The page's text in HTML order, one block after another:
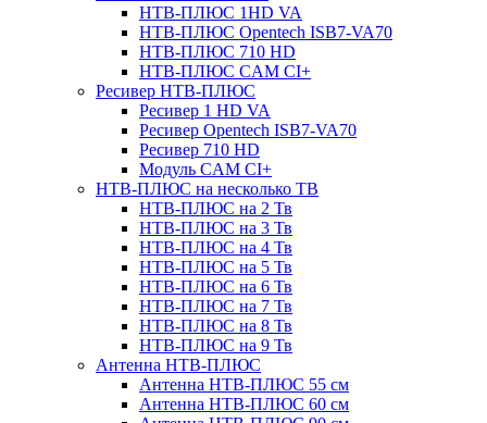
НТВ-ПЛЮС 1HD VA
НТВ-ПЛЮС Opentech ISB7-VA70
НТВ-ПЛЮС 710 HD
НТВ-ПЛЮС CAM CI+
Ресивер НТВ-ПЛЮС
Ресивер 1 HD VA
Ресивер Opentech ISB7-VA70
Ресивер 710 HD
Модуль CAM CI+
НТВ-ПЛЮС на несколько ТВ
НТВ-ПЛЮС на 2 Тв
НТВ-ПЛЮС на 3 Тв
НТВ-ПЛЮС на 4 Тв
НТВ-ПЛЮС на 5 Тв
НТВ-ПЛЮС на 6 Тв
НТВ-ПЛЮС на 7 Тв
НТВ-ПЛЮС на 8 Тв
НТВ-ПЛЮС на 9 Тв
Антенна НТВ-ПЛЮС
Антенна НТВ-ПЛЮС 55 см
Антенна НТВ-ПЛЮС 60 см